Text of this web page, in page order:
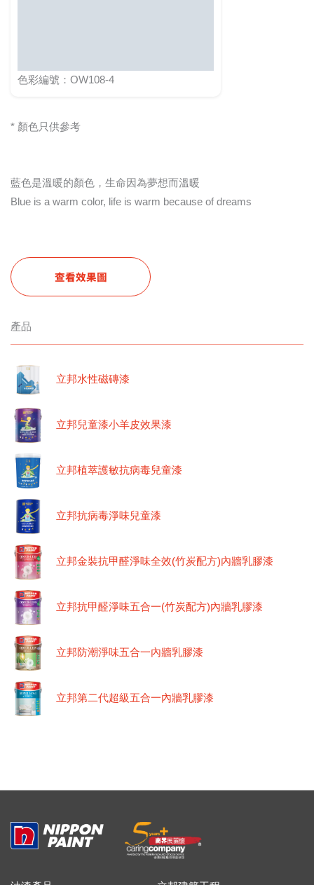
色彩編號：OW108-4
* 顏色只供參考
藍色是溫暖的顏色，生命因為夢想而溫暖
Blue is a warm color, life is warm because of dreams
查看效果圖
產品
立邦水性磁磚漆
立邦兒童漆小羊皮效果漆
立邦植萃護敏抗病毒兒童漆
立邦抗病毒淨味兒童漆
立邦金裝抗甲醛淨味全效(竹炭配方)內牆乳膠漆
立邦抗甲醛淨味五合一(竹炭配方)內牆乳膠漆
立邦防潮淨味五合一內牆乳膠漆
立邦第二代超級五合一內牆乳膠漆